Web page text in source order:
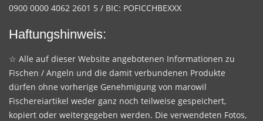
0900 0000 4062 2601 5 / BIC: POFICCHBEXXX
Haftungshinweis:
☆ Alle auf dieser Website angebotenen Informationen zu
Fischen / Angeln und die damit verbundenen Produkte
dürfen ohne vorherige Genehmigung von marowil
Fischereiartikel weder ganz noch teilweise gespeichert,
kopiert oder weitergegeben werden. Die verwendeten Fotos,